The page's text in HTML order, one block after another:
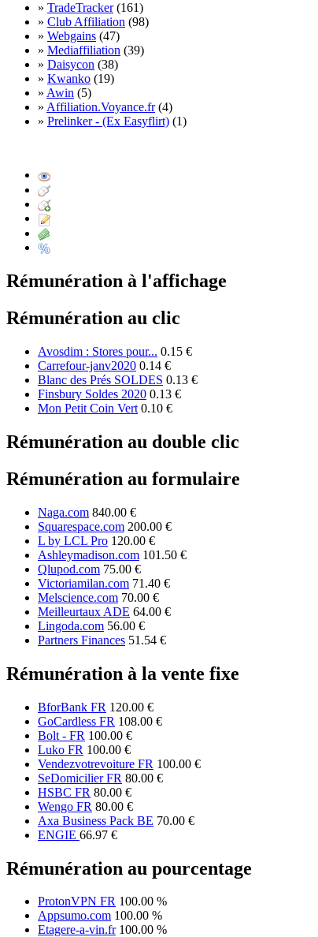
» TradeTracker (161)
» Club Affiliation (98)
» Webgains (47)
» Mediaffiliation (39)
» Daisycon (38)
» Kwanko (19)
» Awin (5)
» Affiliation.Voyance.fr (4)
» Prelinker - (Ex Easyflirt) (1)
Rémunération à l'affichage
Rémunération au clic
Avosdim : Stores pour... 0.15 €
Carrefour-janv2020 0.14 €
Blanc des Prés SOLDES 0.13 €
Finsbury Soldes 2020 0.13 €
Mon Petit Coin Vert 0.10 €
Rémunération au double clic
Rémunération au formulaire
Naga.com 840.00 €
Squarespace.com 200.00 €
L by LCL Pro 120.00 €
Ashleymadison.com 101.50 €
Qlupod.com 75.00 €
Victoriamilan.com 71.40 €
Melscience.com 70.00 €
Meilleurtaux ADE 64.00 €
Lingoda.com 56.00 €
Partners Finances 51.54 €
Rémunération à la vente fixe
BforBank FR 120.00 €
GoCardless FR 108.00 €
Bolt - FR 100.00 €
Luko FR 100.00 €
Vendezvotrevoiture FR 100.00 €
SeDomicilier FR 80.00 €
HSBC FR 80.00 €
Wengo FR 80.00 €
Axa Business Pack BE 70.00 €
ENGIE 66.97 €
Rémunération au pourcentage
ProtonVPN FR 100.00 %
Appsumo.com 100.00 %
Etagere-a-vin.fr 100.00 %